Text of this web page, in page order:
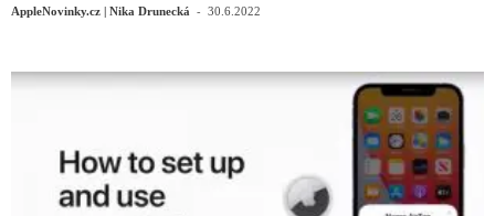
AppleNovinky.cz | Nika Drunecká - 30.6.2022